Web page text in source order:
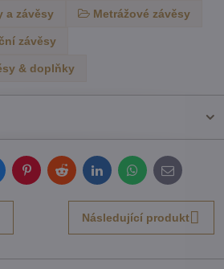
a závěsy Metrážové závěsy
závěsy
& doplňky
PinterestRedditLinkedInWhatsApp
E-
mail
Následující produkt